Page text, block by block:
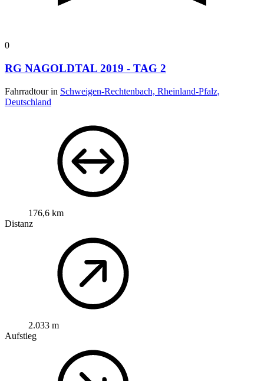
0
RG NAGOLDTAL 2019 - TAG 2
Fahrradtour in Schweigen-Rechtenbach, Rheinland-Pfalz,
Deutschland
176,6 km
Distanz
2.033 m
Aufstieg